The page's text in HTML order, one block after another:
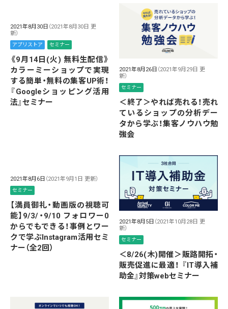
2021年8月30日 （2021年8月30日 更
新）
アプリストア セミナー
《9月14日(火) 無料生配信》
カラーミーショップで実現
する簡単・無料の集客UP術！
『Googleショッピング活用
法』セミナー
2021年8月26日 （2021年9月29日 更
新）
セミナー
＜終了＞やれば売れる！売れ
ているショップの分析デー
タから学ぶ！集客ノウハウ勉
強会
2021年8月6日 （2021年9月1日 更新）
セミナー
【満員御礼・動画版の視聴可
能】9/3/・9/10 フォロワー0
からでもできる！事例とワー
クで学ぶInstagram活用セミ
ナー（全2回）
2021年8月5日 （2021年10月28日 更
新）
セミナー
＜8/26(木)開催＞販路開拓・
販売促進に最適！ 『IT導入補
助金』対策webセミナー